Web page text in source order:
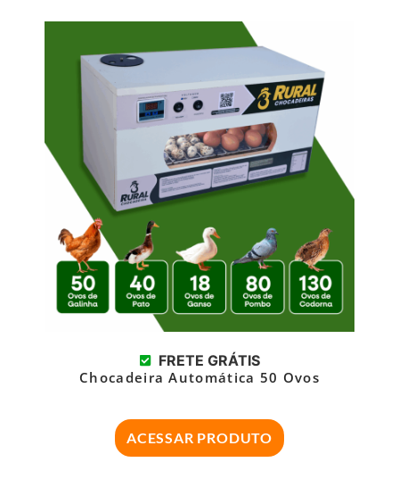
FRETE GRÁTIS
Chocadeira Automática 50 Ovos
ACESSAR PRODUTO